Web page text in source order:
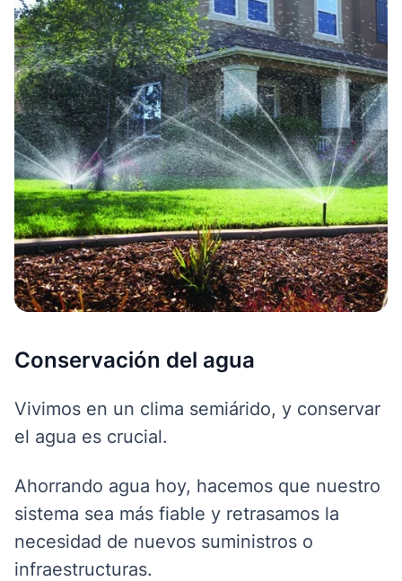
Conservación del agua
Vivimos en un clima semiárido, y conservar
el agua es crucial.
Ahorrando agua hoy, hacemos que nuestro
sistema sea más fiable y retrasamos la
necesidad de nuevos suministros o
infraestructuras.